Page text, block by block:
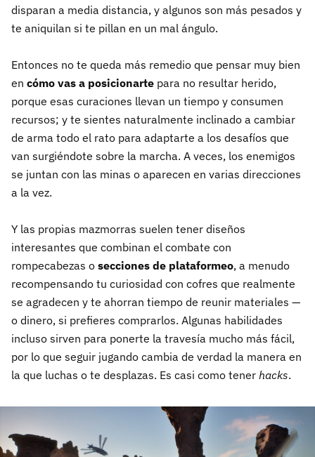
disparan a media distancia, y algunos son más pesados y
te aniquilan si te pillan en un mal ángulo.
Entonces no te queda más remedio que pensar muy bien
en cómo vas a posicionarte para no resultar herido,
porque esas curaciones llevan un tiempo y consumen
recursos; y te sientes naturalmente inclinado a cambiar
de arma todo el rato para adaptarte a los desafíos que
van surgiéndote sobre la marcha. A veces, los enemigos
se juntan con las minas o aparecen en varias direcciones
a la vez.
Y las propias mazmorras suelen tener diseños
interesantes que combinan el combate con
rompecabezas o secciones de plataformeo, a menudo
recompensando tu curiosidad con cofres que realmente
se agradecen y te ahorran tiempo de reunir materiales —
o dinero, si prefieres comprarlos. Algunas habilidades
incluso sirven para ponerte la travesía mucho más fácil,
por lo que seguir jugando cambia de verdad la manera en
la que luchas o te desplazas. Es casi como tener hacks.